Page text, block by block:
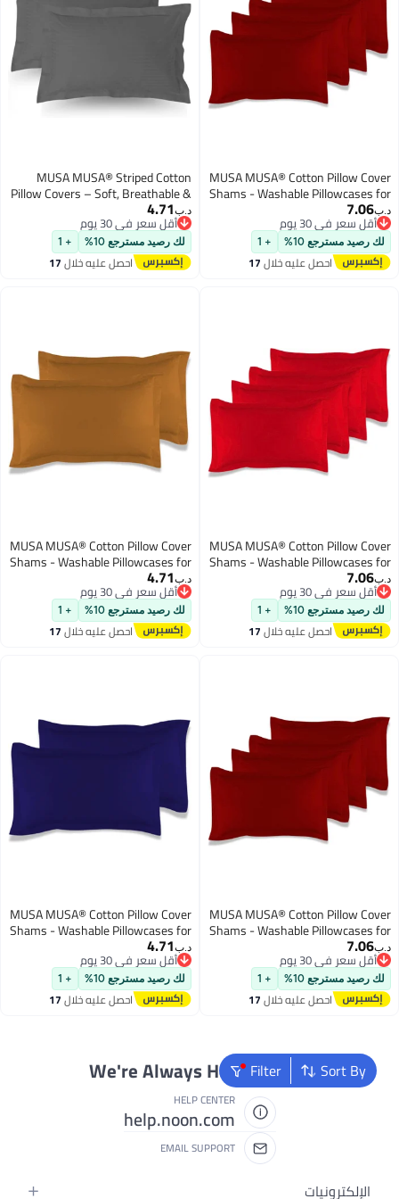
MUSA MUSA® Cotton Pillow
Shams - Washable Pillowcases
Sofa Cushions, Bedrooms &
Decor | Hotel Quality Pillow
with Envelope Closure & 5cm
Frame (4, Burgundy, 50 x
7.06
أقل سعر في 30 يوم
أقل سعر في 30 يوم
لك رصيد مسترجع 10%
احصل عليه خلال17
اغسطس
MUSA MUSA® Striped Cotton
Pillow Covers – Soft, Breathable &
Hotel-Inspired Pillow Covers with
Envelope Closure | Elegant 5cm
Oxford Frame Design for Bedroom
& Home Décor (2, Grey, 50 x 65cm)
د.ب‏4.71
أقل سعر في 30 يوم
أقل سعر في 30 يوم
لك رصيد مسترجع 10%
احصل عليه خلال17
اغسطس
MUSA MUSA® Cotton Pillow
Shams - Washable Pillowcases
Sofa Cushions, Bedrooms &
Decor | Hotel Quality Pillow
with Envelope Closure & 5cm
Frame (4, Red, 50 x
7.06
أقل سعر في 30 يوم
أقل سعر في 30 يوم
لك رصيد مسترجع 10%
احصل عليه خلال17
اغسطس
MUSA MUSA® Cotton Pillow Cover
Shams - Washable Pillowcases for
Sofa Cushions, Bedrooms & Dorm
Decor | Hotel Quality Pillow Covers
with Envelope Closure & 5cm Side
Frame (2, Mocha, 50 x 80cm)
د.ب‏4.71
أقل سعر في 30 يوم
أقل سعر في 30 يوم
لك رصيد مسترجع 10%
احصل عليه خلال17
اغسطس
MUSA MUSA® Cotton Pillow
Shams - Washable Pillowcases
Sofa Cushions, Bedrooms &
Decor | Hotel Quality Pillow
with Envelope Closure & 5cm
Frame (4, Burgundy, 50 x
7.06
أقل سعر في 30 يوم
أقل سعر في 30 يوم
لك رصيد مسترجع 10%
احصل عليه خلال17
اغسطس
MUSA MUSA® Cotton Pillow Cover
Shams - Washable Pillowcases for
Sofa Cushions, Bedrooms & Dorm
Decor | Hotel Quality Pillow Covers
with Envelope Closure & 5cm Side
Frame (2, Navy, 50 x 90cm)
د.ب‏4.71
أقل سعر في 30 يوم
أقل سعر في 30 يوم
لك رصيد مسترجع 10%
احصل عليه خلال17
اغسطس
Sort By
Filter
We're Always Here To Help
HELP CENTER
help.noon.com
EMAIL SUPPORT
الإلكترونيات